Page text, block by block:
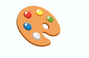
🎨